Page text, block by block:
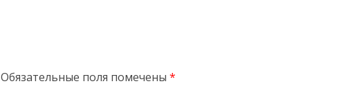
Обязательные поля помечены *